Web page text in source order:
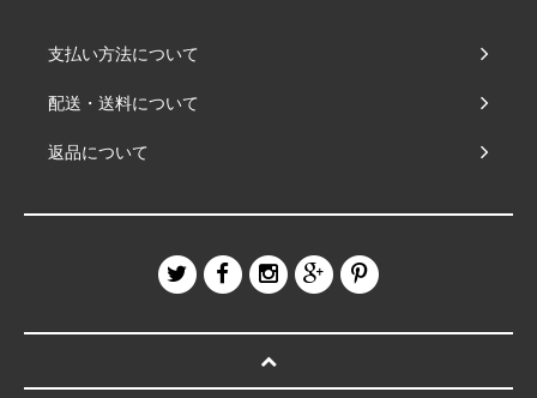
支払い方法について
配送・送料について
返品について